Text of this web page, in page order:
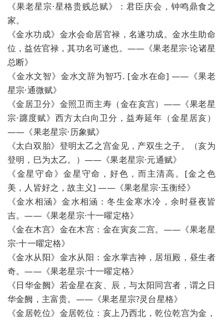
《果老星宗·星格贵贱总赋》：君臣庆会，钟鸣鼎食之
家。
《金水功成》金水会命居官禄，名遂功成。金水生助命
位，益佐官禄，其功名可遂也。——《果老星宗·论诸星
总断》
《金水文智》金水文辞为智巧. [金水在命] ——《果老
星宗·通微赋》
《金居卫分》金照卫而主寿（金在亥宫）——《果老星
宗·躔度赋》西方太白向卫分，益寿延年（金星居亥）
——《果老星宗·历象赋》
《太白双胎》登明太乙之宫金见，产双生之子。（亥为
登明，巳为太乙。）——《果老星宗·元通赋》
《金星守命》金星守命，好色，而主清高。[金之色
美，人皆好之，故主义] ——《果老星宗·玉衡经》
《金水相涵》金水相涵：冬生金寒水冷，余时昼夜皆
吉。——《果老星宗·十一曜定格》
《金在木宫》金在木宫：金在寅亥二宫。——《果老星
宗·十一曜定格》
《金水从阳》金水从阳：金水掌吉神，居垣殿，昼生者
奇。——《果老星宗·十一曜定格》
《日华金阙》若金星在亥、辰，与太阳同宫者，谓之日
华金阙，主富贵。——《果老星宗?灵台星格》
《金居乾位》金居乾位：亥上乃西北，乾位乾宫为金，